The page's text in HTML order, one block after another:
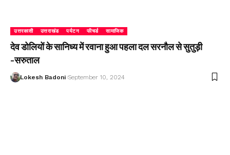
उत्तरकाशी उत्तराखंड पर्यटन फीचर्ड सामाजिक
देव डोलियों के सानिध्य में रवाना हुआ पहला दल सरनौल से सुतुड़ी
-सरुताल
Lokesh Badoni September 10, 2024